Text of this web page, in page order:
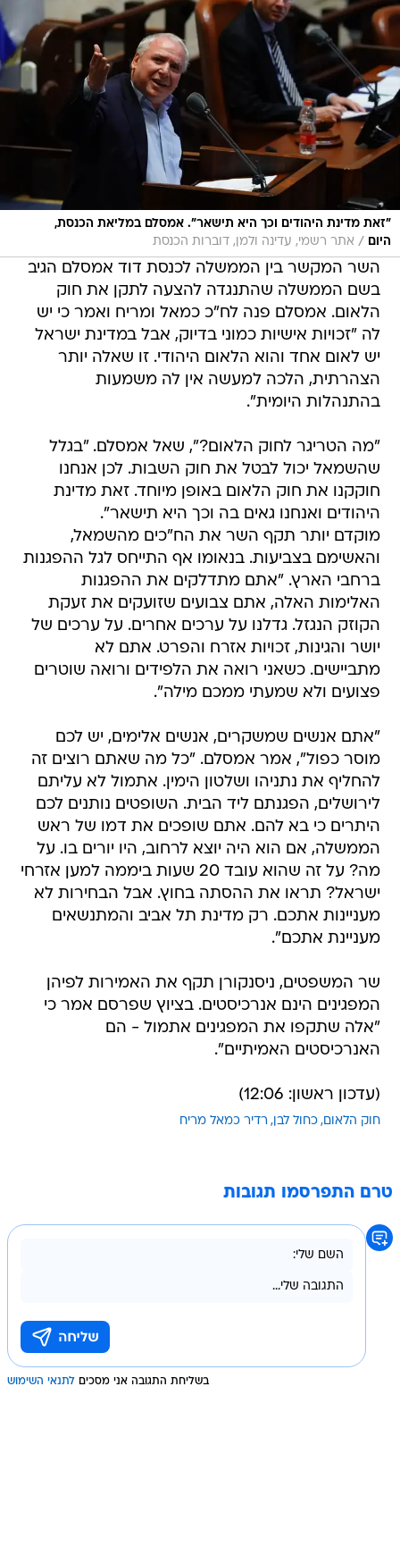
"זאת מדינת היהודים וכך היא תישאר". אמסלם במליאת הכנסת,
היום
/ אתר רשמי, עדינה ולמן, דוברות הכנסת
השר המקשר בין הממשלה לכנסת דוד אמסלם הגיב
בשם הממשלה שהתנגדה להצעה לתקן את חוק
הלאום. אמסלם פנה לח"כ כמאל ומריח ואמר כי יש
לה "זכויות אישיות כמוני בדיוק, אבל במדינת ישראל
יש לאום אחד והוא הלאום היהודי. זו שאלה יותר
הצהרתית, הלכה למעשה אין לה משמעות
בהתנהלות היומית".
"מה הטריגר לחוק הלאום?", שאל אמסלם. "בגלל
שהשמאל יכול לבטל את חוק השבות. לכן אנחנו
חוקקנו את חוק הלאום באופן מיוחד. זאת מדינת
היהודים ואנחנו גאים בה וכך היא תישאר".
מוקדם יותר תקף השר את הח"כים מהשמאל,
והאשימם בצביעות. בנאומו אף התייחס לגל ההפגנות
ברחבי הארץ. "אתם מתדלקים את ההפגנות
האלימות האלה, אתם צבועים שזועקים את זעקת
הקוזק הנגזל. גדלנו על ערכים אחרים. על ערכים של
יושר והגינות, זכויות אזרח והפרט. אתם לא
מתביישים. כשאני רואה את הלפידים ורואה שוטרים
פצועים ולא שמעתי ממכם מילה".
"אתם אנשים שמשקרים, אנשים אלימים, יש לכם
מוסר כפול", אמר אמסלם. "כל מה שאתם רוצים זה
להחליף את נתניהו ושלטון הימין. אתמול לא עליתם
לירושלים, הפגנתם ליד הבית. השופטים נותנים לכם
היתרים כי בא להם. אתם שופכים את דמו של ראש
הממשלה, אם הוא היה יוצא לרחוב, היו יורים בו. על
מה? על זה שהוא עובד 20 שעות ביממה למען אזרחי
ישראל? תראו את ההסתה בחוץ. אבל הבחירות לא
מעניינות אתכם. רק מדינת תל אביב והמתנשאים
מעניינת אתכם".
שר המשפטים, ניסנקורן תקף את האמירות לפיהן
המפגינים הינם אנרכיסטים. בציוץ שפרסם אמר כי
"אלה שתקפו את המפגינים אתמול - הם
האנרכיסטים האמיתיים".
(עדכון ראשון: 12:06)
חוק הלאום כחול לבן רדיר כמאל מריח
טרם התפרסמו תגובות
בשליחת התגובה אני מסכים לתנאי השימוש